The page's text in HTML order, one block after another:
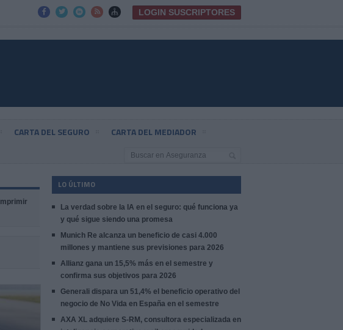
     LOGIN SUSCRIPTORES
CARTA DEL SEGURO CARTA DEL MEDIADOR
Imprimir
LO ÚLTIMO
La verdad sobre la IA en el seguro: qué funciona ya
y qué sigue siendo una promesa
Munich Re alcanza un beneficio de casi 4.000
millones y mantiene sus previsiones para 2026
Allianz gana un 15,5% más en el semestre y
confirma sus objetivos para 2026
Generali dispara un 51,4% el beneficio operativo del
negocio de No Vida en España en el semestre
AXA XL adquiere S-RM, consultora especializada en